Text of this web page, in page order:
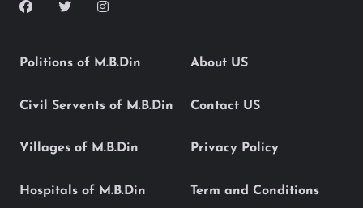
Politions of M.B.Din
Civil Servents of M.B.Din
Villages of M.B.Din
Hospitals of M.B.Din
About US
Contact US
Privacy Policy
Term and Conditions